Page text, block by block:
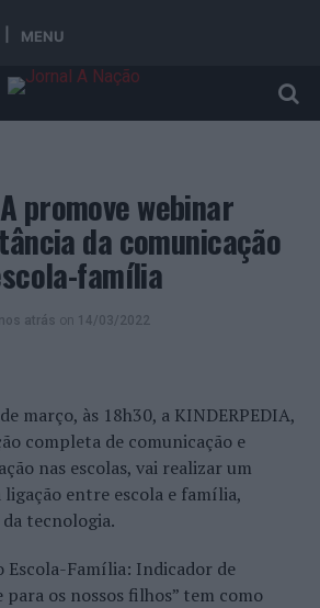
MENU
promove webinar
da comunicação
família
atrás on 14/03/2022
março, às 18h30, a KINDERPEDIA,
completa de comunicação e
nas escolas, vai realizar um
entre escola e família,
tecnologia.
Escola-Família: Indicador de
para os nossos filhos” tem como